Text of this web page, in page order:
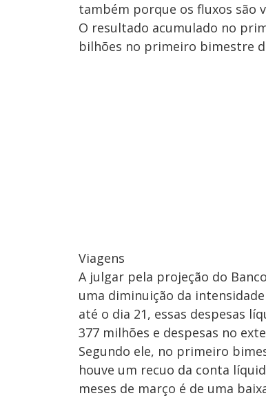
também porque os fluxos são
O resultado acumulado no
bilhões no primeiro bimestre
Viagens
A julgar pela projeção do
uma diminuição da
até o dia 21, essas despesas
377 milhões e despesas no
Segundo ele, no primeiro
houve um recuo da conta
meses de março é de uma